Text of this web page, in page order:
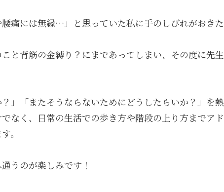
腰痛には無縁…」と思っていた私に手のしびれがおきた
と背筋の金縛り？にまであってしまい、その度に先生
」「またそうならないためにどうしたらいか？」を熱
なく、日常の生活での歩き方や階段の上り方までアド
。
うのが楽しみです！